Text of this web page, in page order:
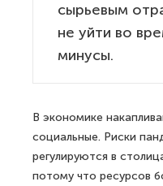
сырьевым
не уйти во
минусы.
В экономике
социальные. Риски
регулируются в
потому что ресурсов